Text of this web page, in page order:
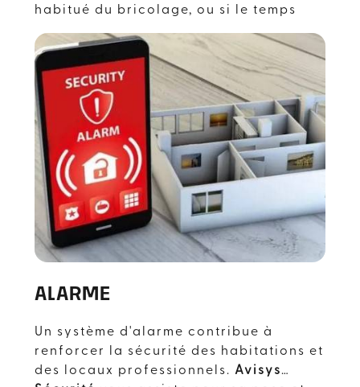
habitué du bricolage, ou si le temps
appel à un spécialiste, à l’instar de
notre société
Avisys Sécuritéqui opère
dans tout le département de
L'Occitanie
ALARME
Un système d'alarme contribue à
renforcer la sécurité des habitations et
des locaux professionnels. Avisys